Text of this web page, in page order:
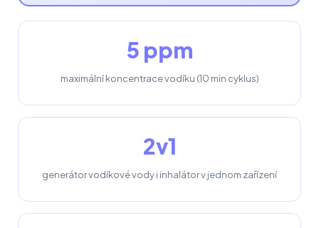
5 ppm
maximální koncentrace vodíku (10 min cyklus)
2v1
generátor vodíkové vody i inhalátor v jednom zařízení